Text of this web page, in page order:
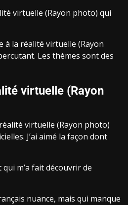
virtuelle (Rayon photo) qui
à la réalité virtuelle (Rayon
Les thèmes sont des
virtuelle (Rayon
virtuelle (Rayon photo)
J’ai aimé la façon dont
m’a fait découvrir de
nuance, mais qui manque